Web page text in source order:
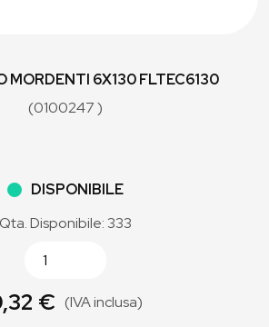
MORDENTI 6X130 FLTEC6130
(0100247 )
DISPONIBILE
Qta. Disponibile: 333
€ (IVA inclusa)